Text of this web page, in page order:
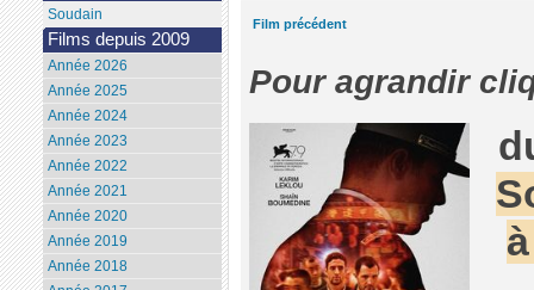
Film précédent
Pour agrandir
Soudain
Films depuis 2009
Année 2026
Année 2025
Année 2024
Année 2023
Année 2022
Année 2021
Année 2020
Année 2019
Année 2018